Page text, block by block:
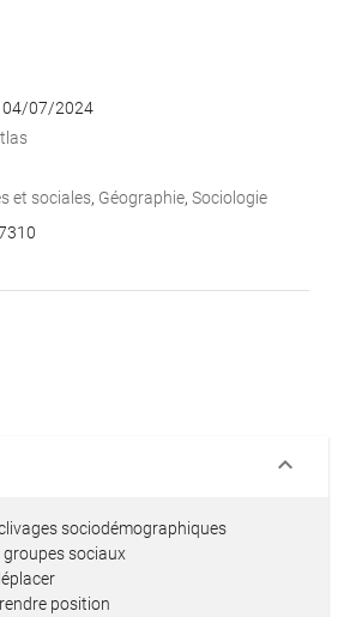
04/07/2024
et sociales, Géographie, Sociologie
keyboard_arrow_down
sociodémographiques
sociaux
position